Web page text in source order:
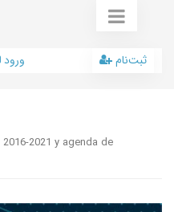
ورود ثبت‌نام
2021 y agenda de